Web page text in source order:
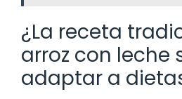
¿La receta
arroz con leche
adaptar a